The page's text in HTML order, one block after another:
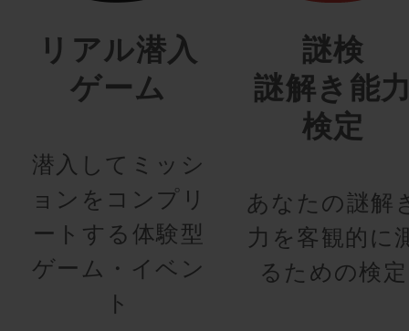
リアル潜入
ゲーム
潜入してミッシ
ョンをコンプリ
ートする体験型
ゲーム・イベン
ト
謎検
謎解き能
検定
あなたの謎解
力を客観的に
るための検定